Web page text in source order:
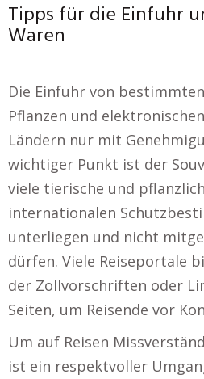
Tipps für die Einfuhr
Waren
Die Einfuhr von
Pflanzen und
Ländern nur mit
wichtiger Punkt ist der
viele tierische und
internationalen
unterliegen und nicht
dürfen. Viele Reiseportale
der Zollvorschriften oder
Seiten, um Reisende vor
Um auf Reisen
ist ein respektvoller